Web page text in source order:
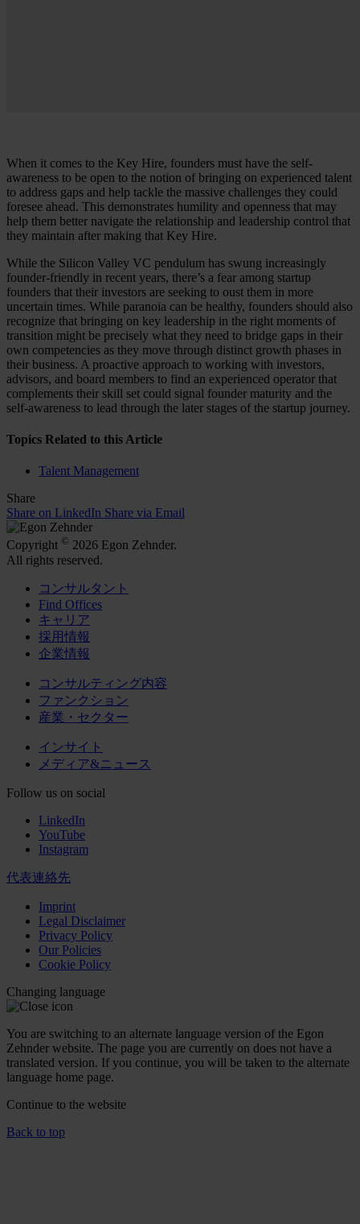
When it comes to the Key Hire, founders must have the self-
awareness to be open to the notion of bringing on experienced talent
to address gaps and help tackle the massive challenges they could
foresee ahead. This demonstrates humility and openness that may
help them better navigate the relationship and leadership control that
they maintain after making that Key Hire.
While the Silicon Valley VC pendulum has swung increasingly
founder-friendly in recent years, there’s a fear among startup
founders that their investors are seeking to oust them in more
uncertain times. While paranoia can be healthy, founders should also
recognize that bringing on key leadership in the right moments of
transition might be precisely what they need to bridge gaps in their
own competencies as they move through distinct growth phases in
their business. A proactive approach to working with investors,
advisors, and board members to find an experienced operator that
complements their skill set could signal founder maturity and the
self-awareness to lead through the later stages of the startup journey.
Topics Related to this Article
Talent Management
Share
Share on LinkedIn Share via Email
Copyright © 2026 Egon Zehnder.
All rights reserved.
コンサルタント
Find Offices
キャリア
採用情報
企業情報
コンサルティング内容
ファンクション
産業・セクター
インサイト
メディア&ニュース
Follow us on social
LinkedIn
YouTube
Instagram
代表連絡先
Imprint
Legal Disclaimer
Privacy Policy
Our Policies
Cookie Policy
Changing language
You are switching to an alternate language version of the Egon
Zehnder website. The page you are currently on does not have a
translated version. If you continue, you will be taken to the alternate
language home page.
Continue to the website
Back to top